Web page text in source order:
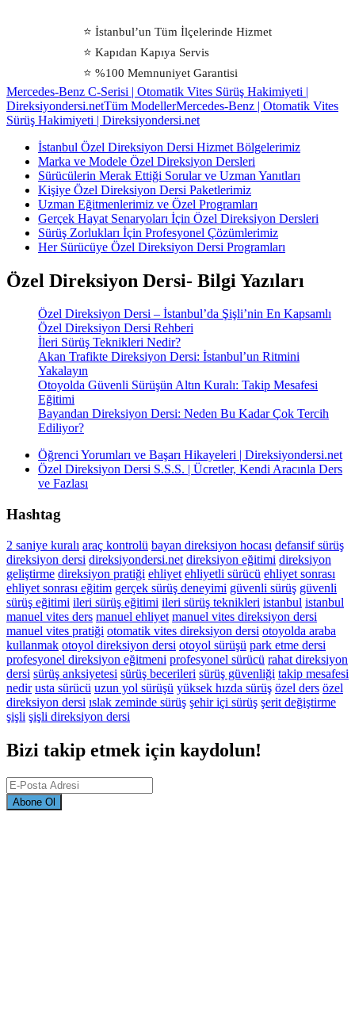
⭐ İstanbul’un Tüm İlçelerinde Hizmet
⭐ Kapıdan Kapıya Servis
⭐ %100 Memnuniyet Garantisi
Mercedes-Benz C-Serisi | Otomatik Vites Sürüş Hakimiyeti |
Direksiyondersi.netTüm ModellerMercedes-Benz | Otomatik Vites
Sürüş Hakimiyeti | Direksiyondersi.net
İstanbul Özel Direksiyon Dersi Hizmet Bölgelerimiz
Marka ve Modele Özel Direksiyon Dersleri
Sürücülerin Merak Ettiği Sorular ve Uzman Yanıtları
Kişiye Özel Direksiyon Dersi Paketlerimiz
Uzman Eğitmenlerimiz ve Özel Programları
Gerçek Hayat Senaryoları İçin Özel Direksiyon Dersleri
Sürüş Zorlukları İçin Profesyonel Çözümlerimiz
Her Sürücüye Özel Direksiyon Dersi Programları
Özel Direksiyon Dersi- Bilgi Yazıları
Özel Direksiyon Dersi – İstanbul’da Şişli’nin En Kapsamlı
Özel Direksiyon Dersi Rehberi
İleri Sürüş Teknikleri Nedir?
Akan Trafikte Direksiyon Dersi: İstanbul’un Ritmini
Yakalayın
Otoyolda Güvenli Sürüşün Altın Kuralı: Takip Mesafesi
Eğitimi
Bayandan Direksiyon Dersi: Neden Bu Kadar Çok Tercih
Ediliyor?
Öğrenci Yorumları ve Başarı Hikayeleri | Direksiyondersi.net
Özel Direksiyon Dersi S.S.S. | Ücretler, Kendi Aracınla Ders
ve Fazlası
Hashtag
2 saniye kuralı araç kontrolü bayan direksiyon hocası defansif sürüş
direksiyon dersi direksiyondersi.net direksiyon eğitimi direksiyon
geliştirme direksiyon pratiği ehliyet ehliyetli sürücü ehliyet sonrası
ehliyet sonrası eğitim gerçek sürüş deneyimi güvenli sürüş güvenli
sürüş eğitimi ileri sürüş eğitimi ileri sürüş teknikleri istanbul istanbul
manuel vites ders manuel ehliyet manuel vites direksiyon dersi
manuel vites pratiği otomatik vites direksiyon dersi otoyolda araba
kullanmak otoyol direksiyon dersi otoyol sürüşü park etme dersi
profesyonel direksiyon eğitmeni profesyonel sürücü rahat direksiyon
dersi sürüş anksiyetesi sürüş becerileri sürüş güvenliği takip mesafesi
nedir usta sürücü uzun yol sürüşü yüksek hızda sürüş özel ders özel
direksiyon dersi ıslak zeminde sürüş şehir içi sürüş şerit değiştirme
şişli şişli direksiyon dersi
Bizi takip etmek için kaydolun!
Abone Ol